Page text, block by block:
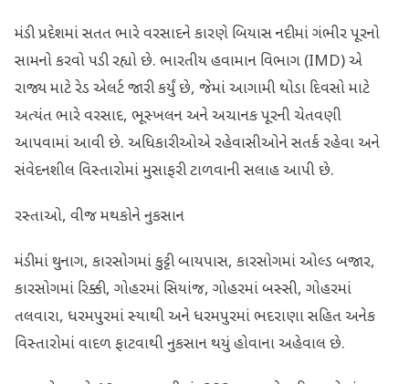
મંડી પ્રદેશમાં સતત ભારે વરસાદને કારણે બિયાસ નદીમાં ગંભીર પૂરનો
સામનો કરવો પડી રહ્યો છે. ભારતીય હવામાન વિભાગ (IMD) એ
રાજ્ય માટે રેડ એલર્ટ જારી કર્યું છે, જેમાં આગામી થોડા દિવસો માટે
અત્યંત ભારે વરસાદ, ભૂસ્ખલન અને અચાનક પૂરની ચેતવણી
આપવામાં આવી છે. અધિકારીઓએ રહેવાસીઓને સતર્ક રહેવા અને
સંવેદનશીલ વિસ્તારોમાં મુસાફરી ટાળવાની સલાહ આપી છે.
રસ્તાઓ, વીજ મથકોને નુકસાન
મંડીમાં થુનાગ, કારસોગમાં કુટ્ટી બાયપાસ, કારસોગમાં ઓલ્ડ બજાર,
કારસોગમાં રિક્કી, ગોહરમાં સિયાંજ, ગોહરમાં બસ્સી, ગોહરમાં
તલવારા, ધરમપુરમાં સ્યાથી અને ધરમપુરમાં ભદરાણા સહિત અનેક
વિસ્તારોમાં વાદળ ફાટવાથી નુકસાન થયું હોવાના અહેવાલ છે.